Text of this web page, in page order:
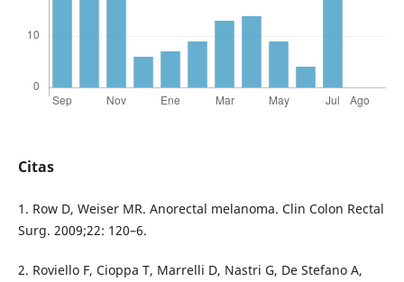
Citas
1. Row D, Weiser MR. Anorectal melanoma. Clin Colon Rectal
Surg. 2009;22: 120–6.
2. Roviello F, Cioppa T, Marrelli D, Nastri G, De Stefano A,